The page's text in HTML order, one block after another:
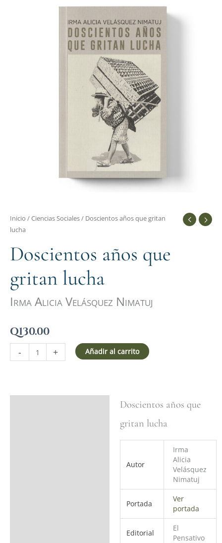
Inicio /Ciencias Sociales/ Doscientos años que gritan
lucha
Doscientos años que
gritan lucha
Irma Alicia Velásquez Nimatuj
Q130.00
- + Añadir al carrito
Doscientos años que
gritan lucha
Autor
Irma
Alicia
Velásquez
Nimatuj
Portada
Ver
portada
Editorial
El
Pensativo